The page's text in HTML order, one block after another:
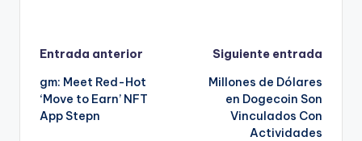
Navegación
de
entradas
Entrada anterior
gm: Meet Red-Hot
‘Move to Earn’ NFT
App Stepn
Siguiente entrada
Millones de Dólares
en Dogecoin Son
Vinculados Con
Actividades